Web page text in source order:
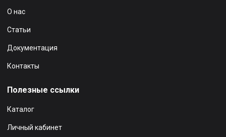
О нас
Статьи
Документация
Контакты
Полезные ссылки
Каталог
Личный кабинет